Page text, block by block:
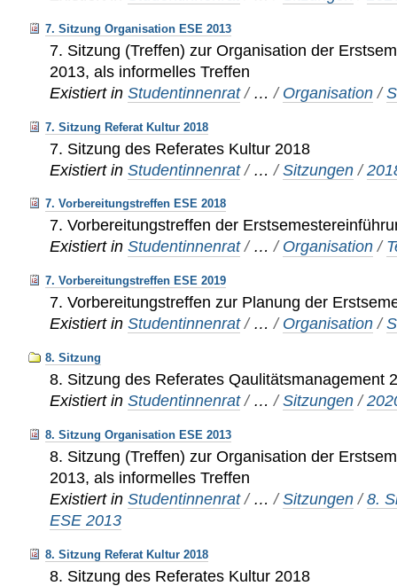
7. Sitzung Organisation ESE 2013
7. Sitzung (Treffen) zur Organisation der
2013, als informelles Treffen
Existiert in Studentinnenrat / …/ Organisation /
7. Sitzung Referat Kultur 2018
7. Sitzung des Referates Kultur 2018
Existiert in Studentinnenrat / …/Sitzungen /
7. Vorbereitungstreffen ESE 2018
7. Vorbereitungstreffen der
Existiert in Studentinnenrat / …/ Organisation /
7. Vorbereitungstreffen ESE 2019
7. Vorbereitungstreffen zur Planung der
Existiert in Studentinnenrat / …/ Organisation /
8. Sitzung
8. Sitzung des Referates Qaulitätsmanagement
Existiert in Studentinnenrat / …/Sitzungen /
8. Sitzung Organisation ESE 2013
8. Sitzung (Treffen) zur Organisation der
2013, als informelles Treffen
Existiert in Studentinnenrat / …/Sitzungen /8.
ESE 2013
8. Sitzung Referat Kultur 2018
8. Sitzung des Referates Kultur 2018